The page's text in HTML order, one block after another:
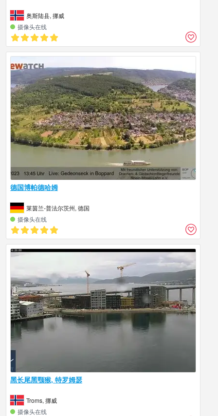
奥斯陆县, 挪威
摄像头在线
德国博帕德哈姆
莱茵兰-普法尔茨州, 德国
摄像头在线
黑长尾黑颚猴, 特罗姆瑟
Troms, 挪威
摄像头在线